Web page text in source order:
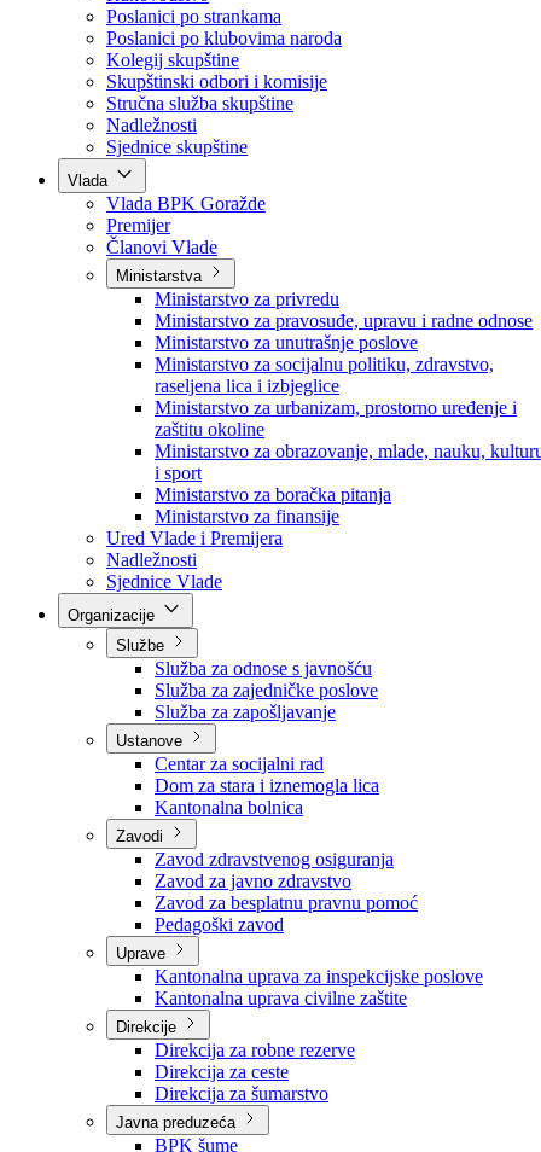
Skupština
Skupština BPK Goražde
Rukovodstvo
Poslanici po strankama
Poslanici po klubovima naroda
Kolegij skupštine
Skupštinski odbori i komisije
Stručna služba skupštine
Nadležnosti
Sjednice skupštine
Vlada
Vlada BPK Goražde
Premijer
Članovi Vlade
Ministarstva
Ministarstvo za privredu
Ministarstvo za pravosuđe, upravu i radne odnose
Ministarstvo za unutrašnje poslove
Ministarstvo za socijalnu politiku, zdravstvo,
raseljena lica i izbjeglice
Ministarstvo za urbanizam, prostorno uređenje i
zaštitu okoline
Ministarstvo za obrazovanje, mlade, nauku,
i sport
Ministarstvo za boračka pitanja
Ministarstvo za finansije
Ured Vlade i Premijera
Nadležnosti
Sjednice Vlade
Službe
Služba za odnose s javnošću
Služba za zajedničke poslove
Služba za zapošljavanje
Ustanove
Centar za socijalni rad
Dom za stara i iznemogla lica
Kantonalna bolnica
Zavodi
Zavod zdravstvenog osiguranja
Zavod za javno zdravstvo
Zavod za besplatnu pravnu pomoć
Pedagoški zavod
Uprave
Kantonalna uprava za inspekcijske poslove
Kantonalna uprava civilne zaštite
Direkcije
Direkcija za robne rezerve
Direkcija za ceste